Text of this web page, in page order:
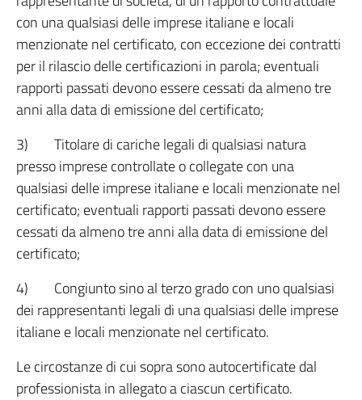
con una qualsiasi delle imprese italiane e locali
menzionate nel certificato, con eccezione dei contratti
per il rilascio delle certificazioni in parola; eventuali
rapporti passati devono essere cessati da almeno tre
anni alla data di emissione del certificato;
3) Titolare di cariche legali di qualsiasi natura
presso imprese controllate o collegate con una
qualsiasi delle imprese italiane e locali menzionate nel
certificato; eventuali rapporti passati devono essere
cessati da almeno tre anni alla data di emissione del
certificato;
4) Congiunto sino al terzo grado con uno qualsiasi
dei rappresentanti legali di una qualsiasi delle imprese
italiane e locali menzionate nel certificato.
Le circostanze di cui sopra sono autocertificate dal
professionista in allegato a ciascun certificato.